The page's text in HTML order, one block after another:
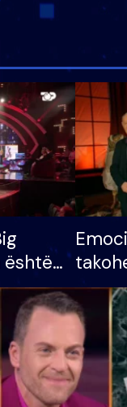
është
për
apo